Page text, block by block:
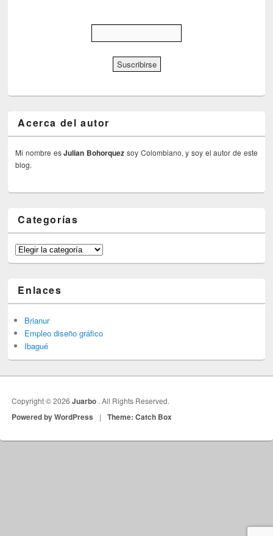
Acerca del autor
Mi nombre esJulian Bohorquez soy Colombiano, y soy el autor de este
blog.
Categorías
Categorías
Enlaces
Brianur
Empleo diseño gráfico
Ibagué
Copyright © 2026Juarbo . All Rights Reserved.
Powered by WordPress | Theme: Catch Box